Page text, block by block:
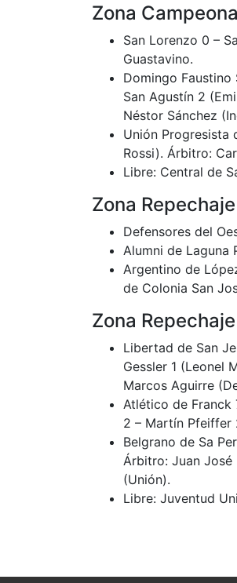
Zona
San Lorenzo 0 –
Guastavino.
Domingo Faustino
San Agustín 2
Néstor Sánchez
Unión Progresista
Rossi). Árbitro:
Libre: Central de
Zona
Defensores del
Alumni de Laguna
Argentino de
de Colonia San
Zona
Libertad de San
Gessler 1 (Leonel
Marcos Aguirre
Atlético de Franck
2 – Martín Pfeiffer
Belgrano de Sa
Árbitro: Juan
(Unión).
Libre: Juventud